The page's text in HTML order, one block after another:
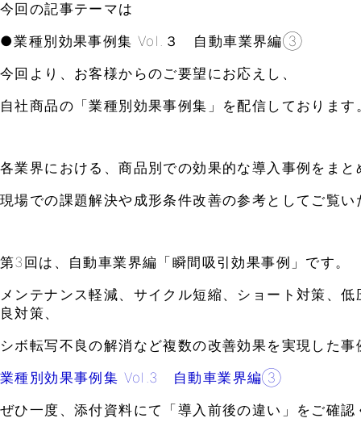
今回の記事テーマは
●業種別効果事例集 Vol.３ 自動車業界編③
今回より、お客様からのご要望にお応えし、
自社商品の「業種別効果事例集」を配信しております
各業界における、商品別での効果的な導入事例をまと
現場での課題解決や成形条件改善の参考としてご覧い
第3回は、自動車業界編「瞬間吸引効果事例」です。
メンテナンス軽減、サイクル短縮、ショート対策、
良対策、
シボ転写不良の解消など複数の改善効果を実現した
業種別効果事例集 Vol.3 自動車業界編③
ぜひ一度、添付資料にて「導入前後の違い」をご確認